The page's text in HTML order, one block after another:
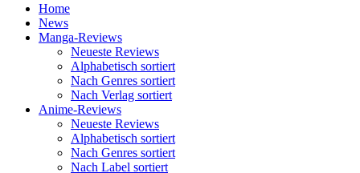
Home
News
Manga-Reviews
Neueste Reviews
Alphabetisch sortiert
Nach Genres sortiert
Nach Verlag sortiert
Anime-Reviews
Neueste Reviews
Alphabetisch sortiert
Nach Genres sortiert
Nach Label sortiert